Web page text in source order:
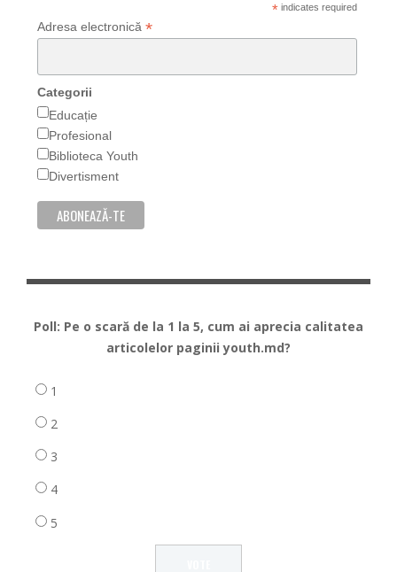
*indicates required
Adresa electronică *
Categorii
Educație
Profesional
Biblioteca Youth
Divertisment
Poll: Pe o scară de la 1 la 5, cum ai aprecia calitatea
articolelor paginii youth.md?
1
2
3
4
5